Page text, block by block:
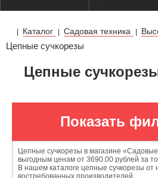
| Каталог | Садовая техника |
Цепные сучкорезы
Цепные
Показать
Цепные сучкорезы в магазине
выгодным ценам от 3690.00 рублей за
В нашем каталоге цепные сучкорезы от
востребованных производителей